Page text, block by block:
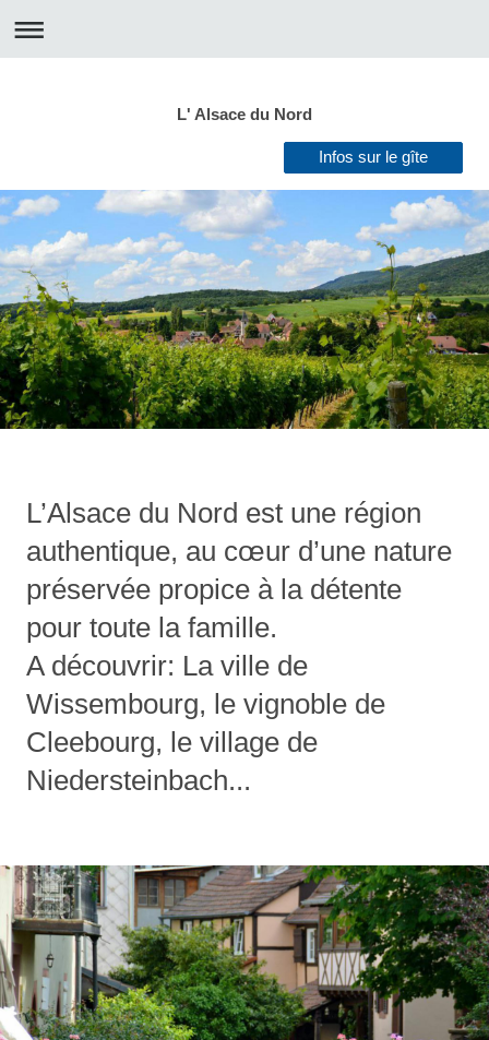
L' Alsace du Nord
Infos sur le gîte
L’Alsace du Nord est une région
authentique, au cœur d’une nature
préservée propice à la détente
pour toute la famille.
A découvrir: La ville de
Wissembourg, le vignoble de
Cleebourg, le village de
Niedersteinbach...